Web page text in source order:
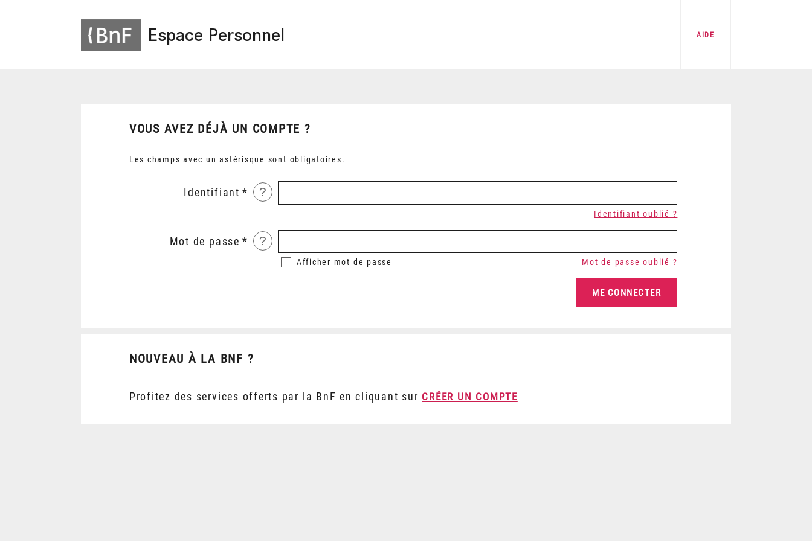
Espace Personnel AIDE
VOUS AVEZ DÉJÀ UN COMPTE ?
Les champs avec un astérisque sont obligatoires.
Identifiant ?
Identifiant oublié ?
Mot de passe ?
Afficher mot de passe Mot de passe oublié ?
NOUVEAU À LA BNF ?
Profitez des services offerts par la BnF en cliquant sur CRÉER UN COMPTE